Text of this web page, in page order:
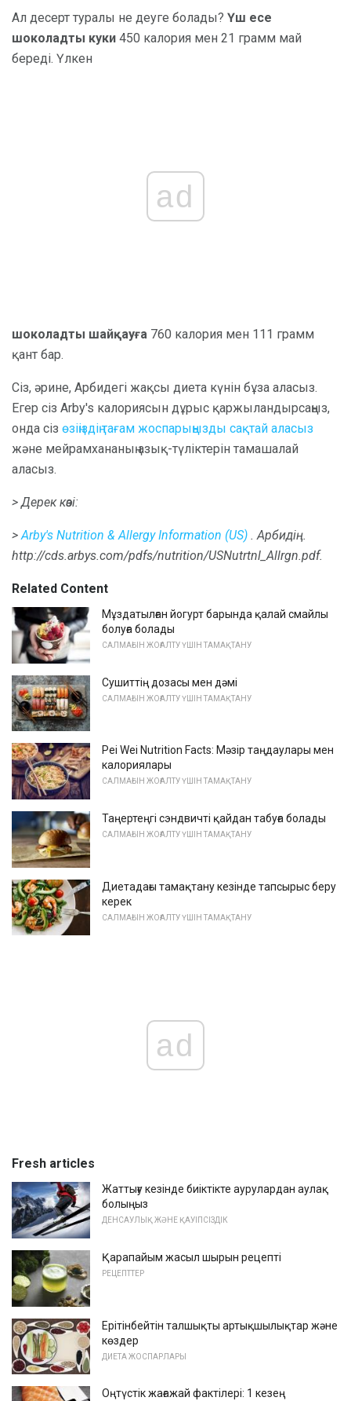
Ал десерт туралы не деуге болады? Үш есе
шоколадты куки 450 калория мен 21 грамм май
береді. Үлкен
ad
шоколадты шайқауға 760 калория мен 111 грамм
қант бар.
Сіз, әрине, Арбидегі жақсы диета күнін бұза аласыз.
Егер сіз Arby's калориясын дұрыс қаржыландырсаңыз,
онда сіз өзіңіздің тағам жоспарыңызды сақтай аласыз
және мейрамхананың азық-түліктерін тамашалай
аласыз.
> Дерек көзі:
>Arby's Nutrition & Allergy Information (US) . Арбидің.
http://cds.arbys.com/pdfs/nutrition/USNutrtnl_Allrgn.pdf.
Related Content
Мұздатылған йогурт барында қалай смайлы
болуға болады
САЛМАҒЫН ЖОҒАЛТУ ҮШІН ТАМАҚТАНУ
Сушиттің дозасы мен дәмі
САЛМАҒЫН ЖОҒАЛТУ ҮШІН ТАМАҚТАНУ
Pei Wei Nutrition Facts: Мәзір таңдаулары мен
калориялары
САЛМАҒЫН ЖОҒАЛТУ ҮШІН ТАМАҚТАНУ
Таңертеңгі сэндвичті қайдан табуға болады
САЛМАҒЫН ЖОҒАЛТУ ҮШІН ТАМАҚТАНУ
Диетадағы тамақтану кезінде тапсырыс беру
керек
САЛМАҒЫН ЖОҒАЛТУ ҮШІН ТАМАҚТАНУ
ad
Fresh articles
Жаттығу кезінде биіктікте аурулардан аулақ
болыңыз
ДЕНСАУЛЫҚ ЖӘНЕ ҚАУІПСІЗДІК
Қарапайым жасыл шырын рецепті
РЕЦЕПТТЕР
Ерітінбейтін талшықты артықшылықтар және
көздер
ДИЕТА ЖОСПАРЛАРЫ
Оңтүстік жағажай фактілері: 1 кезең